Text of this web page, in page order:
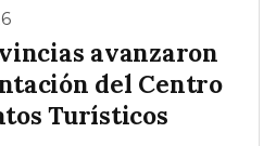
avanzaron
del Centro
Turísticos